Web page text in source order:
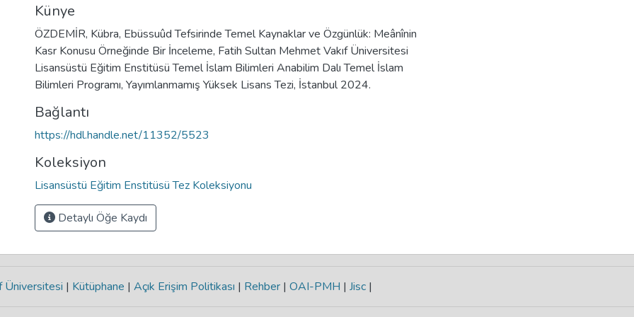
Künye
ÖZDEMİR, Kübra, Ebüssuûd Tefsirinde Temel Kaynaklar ve Özgünlük: Meânînin
Kasr Konusu Örneğinde Bir İnceleme, Fatih Sultan Mehmet Vakıf Üniversitesi
Lisansüstü Eğitim Enstitüsü Temel İslam Bilimleri Anabilim Dalı Temel İslam
Bilimleri Programı, Yayımlanmamış Yüksek Lisans Tezi, İstanbul 2024.
Bağlantı
https://hdl.handle.net/11352/5523
Koleksiyon
Lisansüstü Eğitim Enstitüsü Tez Koleksiyonu
Detaylı Öğe Kaydı
Üniversitesi | Kütüphane | Açık Erişim Politikası | Rehber | OAI-PMH | Jisc |